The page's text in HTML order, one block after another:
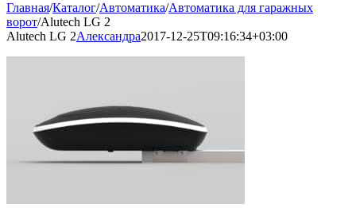
Главная/Каталог/Автоматика/Автоматика для гаражных
ворот/Alutech LG 2
Alutech LG 2Александра2017-12-25T09:16:34+03:00